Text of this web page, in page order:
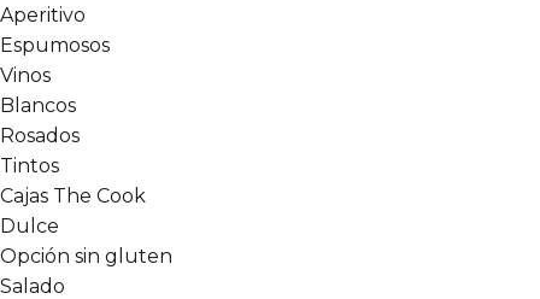
Aperitivo
Espumosos
Vinos
Blancos
Rosados
Tintos
Cajas The Cook
Dulce
Opción sin gluten
Salado